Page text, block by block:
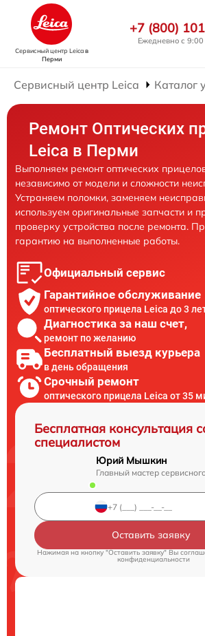
Сервисный центр Leicaв
Перми
+7 (800)
Ежедневно с
Сервисный центр Leica Каталог
Ремонт Оптических
Leica в Перми
Выполняем ремонт оптических
независимо от модели и сложности
Устраняем поломки, заменяем
используем оригинальные запчасти и
проверку устройства после ремонта.
гарантию на выполненные работы.
Официальный сервис
Гарантийное обслуживание
оптического прицела Leica до 3
Диагностика за наш счет,
ремонт по желанию
Бесплатный выезд курьера
в день обращения
Срочный ремонт
оптического прицела Leica от 35
Бесплатная консультация
специалистом
Юрий Мышкин
Главный мастер
Оставить заявку
Нажимая на кнопку "Оставить заявку" Вы
конфиденциальности